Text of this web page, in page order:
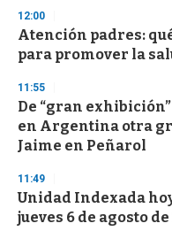
12:00
Atención padres:
para promover la
11:55
De “gran
en Argentina otra
Jaime en Peñarol
11:49
Unidad Indexada
jueves 6 de agosto